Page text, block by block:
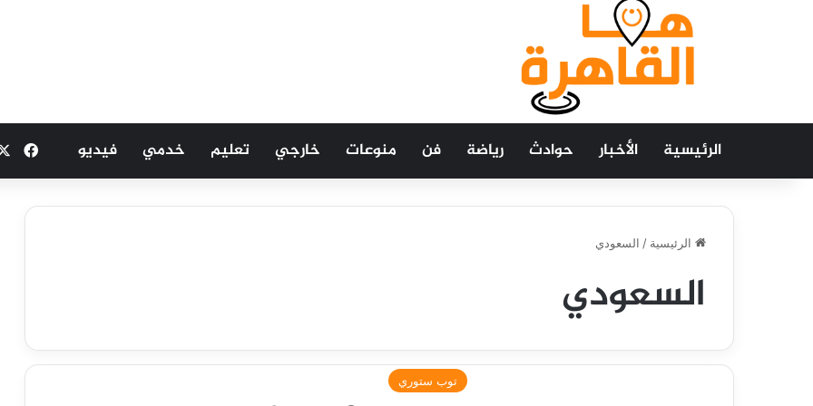
الرئيسية الأخبار حوادث رياضة فن منوعات خارجي تعليم خدمي فيديو
الرئيسية / السعودي
السعودي
توب ستوري